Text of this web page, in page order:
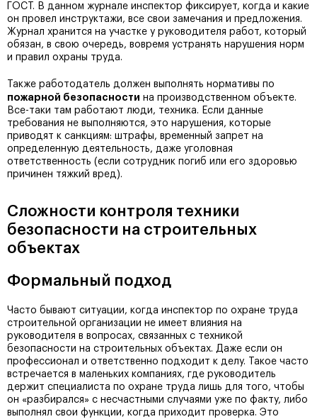
ГОСТ. В данном журнале инспектор фиксирует, когда и какие
он провел инструктажи, все свои замечания и предложения.
Журнал хранится на участке у руководителя работ, который
обязан, в свою очередь, вовремя устранять нарушения норм
и правил охраны труда.
Также работодатель должен выполнять нормативы по
пожарной безопасности на производственном объекте.
Все-таки там работают люди, техника. Если данные
требования не выполняются, это нарушения, которые
приводят к санкциям: штрафы, временный запрет на
определенную деятельность, даже уголовная
ответственность (если сотрудник погиб или его здоровью
причинен тяжкий вред).
Сложности контроля техники
безопасности на строительных
объектах
Формальный подход
Часто бывают ситуации, когда инспектор по охране труда
строительной организации не имеет влияния на
руководителя в вопросах, связанных с техникой
безопасности на строительных объектах. Даже если он
профессионал и ответственно подходит к делу. Такое часто
встречается в маленьких компаниях, где руководитель
держит специалиста по охране труда лишь для того, чтобы
он «разбирался» с несчастными случаями уже по факту, либо
выполнял свои функции, когда приходит проверка. Это